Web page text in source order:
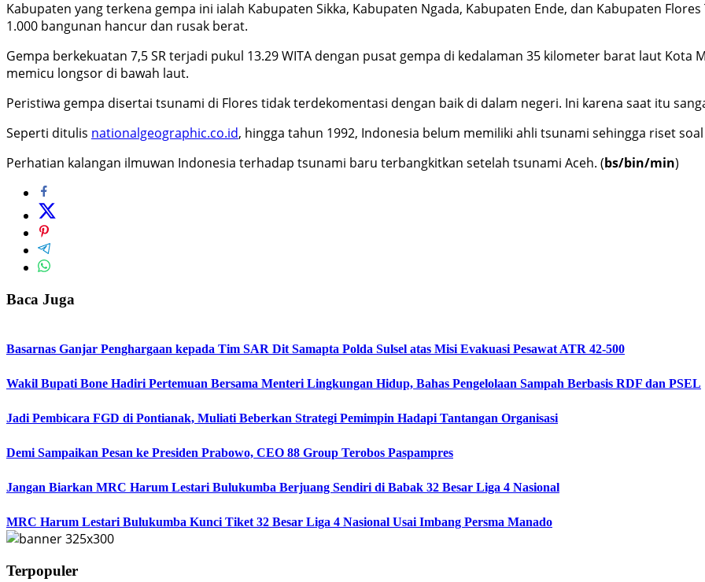
Kabupaten yang terkena gempa ini ialah Kabupaten Sikka, Kabupaten Ngada, Kabupaten Ende, dan Kabupaten
1.000 bangunan hancur dan rusak berat.
Gempa berkekuatan 7,5 SR terjadi pukul 13.29 WITA dengan pusat gempa di kedalaman 35 kilometer barat laut
memicu longsor di bawah laut.
Peristiwa gempa disertai tsunami di Flores tidak terdekomentasi dengan baik di dalam negeri. Ini karena saat itu
Seperti ditulis nationalgeographic.co.id, hingga tahun 1992, Indonesia belum memiliki ahli tsunami sehingga riset
Perhatian kalangan ilmuwan Indonesia terhadap tsunami baru terbangkitkan setelah tsunami Aceh. (bs/bin/min)
Baca Juga
Basarnas Ganjar Penghargaan kepada Tim SAR Dit Samapta Polda Sulsel atas Misi Evakuasi Pesawat ATR 42-500
Wakil Bupati Bone Hadiri Pertemuan Bersama Menteri Lingkungan Hidup, Bahas Pengelolaan Sampah Berbasis RDF dan PSEL
Jadi Pembicara FGD di Pontianak, Muliati Beberkan Strategi Pemimpin Hadapi Tantangan Organisasi
Demi Sampaikan Pesan ke Presiden Prabowo, CEO 88 Group Terobos Paspampres
Jangan Biarkan MRC Harum Lestari Bulukumba Berjuang Sendiri di Babak 32 Besar Liga 4 Nasional
MRC Harum Lestari Bulukumba Kunci Tiket 32 Besar Liga 4 Nasional Usai Imbang Persma Manado
Terpopuler